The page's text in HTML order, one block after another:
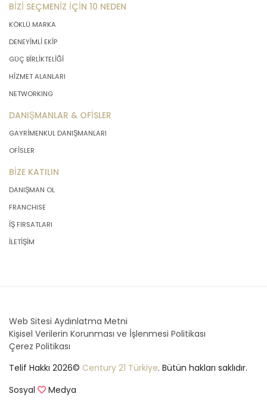
BİZİ SEÇMENİZ İÇİN 10 NEDEN
KÖKLÜ MARKA
DENEYİMLİ EKİP
GÜÇ BİRLİKTELİĞİ
HİZMET ALANLARI
NETWORKING
DANIŞMANLAR & OFİSLER
GAYRİMENKUL DANIŞMANLARI
OFİSLER
BİZE KATILIN
DANIŞMAN OL
FRANCHISE
İŞ FIRSATLARI
İLETİŞİM
Web Sitesi Aydınlatma Metni
Kişisel Verilerin Korunması ve İşlenmesi Politikası
Çerez Politikası
Telif Hakkı 2026© Century 21 Türkiye. Bütün hakları saklıdır.
Sosyal
Medya